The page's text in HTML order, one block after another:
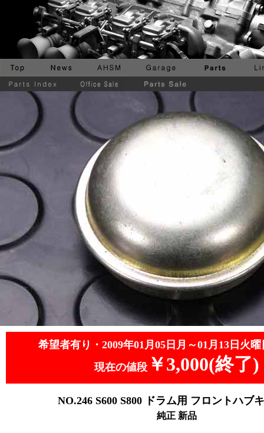
希望者有り・2009年01月05日月～01月13日火曜
現在の値段 ￥3,000(終了)
NO.246 S600 S800 ドラム用 フロントハブ
純正 新品